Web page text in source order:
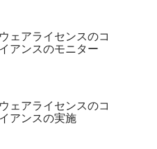
ェアライセンスのコ
アンスのモニター
ェアライセンスのコ
アンスの実施